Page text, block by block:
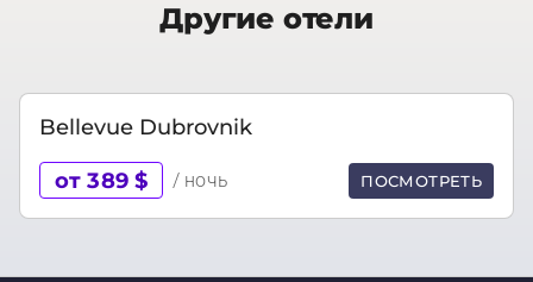
Другие отели
Bellevue Dubrovnik
от 389 $ / ночь ПОСМОТРЕТЬ